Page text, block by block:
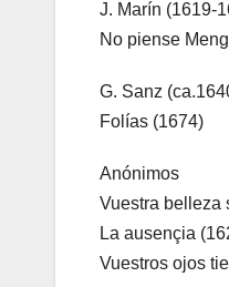
J. Marín (1619-
No piense
G. Sanz
Folías (1674)
Anónimos
Vuestra belleza
La ausençia
Vuestros ojos